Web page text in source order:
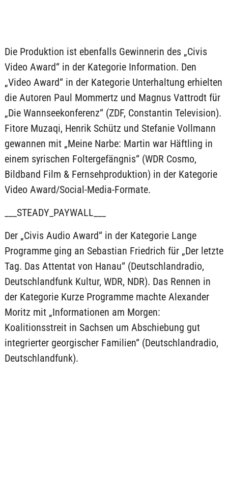
Die Produktion ist ebenfalls Gewinnerin des „Civis
Video Award“ in der Kategorie Information. Den
„Video Award“ in der Kategorie Unterhaltung erhielten
die Autoren Paul Mommertz und Magnus Vattrodt für
„Die Wannseekonferenz“ (ZDF, Constantin Television).
Fitore Muzaqi, Henrik Schütz und Stefanie Vollmann
gewannen mit „Meine Narbe: Martin war Häftling in
einem syrischen Foltergefängnis“ (WDR Cosmo,
Bildband Film & Fernsehproduktion) in der Kategorie
Video Award/Social-Media-Formate.
___STEADY_PAYWALL___
Der „Civis Audio Award“ in der Kategorie Lange
Programme ging an Sebastian Friedrich für „Der letzte
Tag. Das Attentat von Hanau“ (Deutschlandradio,
Deutschlandfunk Kultur, WDR, NDR). Das Rennen in
der Kategorie Kurze Programme machte Alexander
Moritz mit „Informationen am Morgen:
Koalitionsstreit in Sachsen um Abschiebung gut
integrierter georgischer Familien“ (Deutschlandradio,
Deutschlandfunk).